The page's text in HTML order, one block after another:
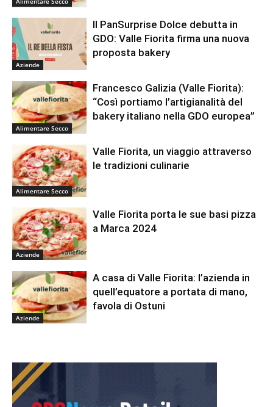
Aziende
Il PanSurprise Dolce debutta in
GDO: Valle Fiorita firma una nuova
proposta bakery
Alimentare Secco
Francesco Galizia (Valle Fiorita):
“Così portiamo l’artigianalità del
bakery italiano nella GDO europea”
Alimentare Secco
Valle Fiorita, un viaggio attraverso
le tradizioni culinarie
Aziende
Valle Fiorita porta le sue basi pizza
a Marca 2024
Aziende
A casa di Valle Fiorita: l’azienda in
quell’equatore a portata di mano,
favola di Ostuni